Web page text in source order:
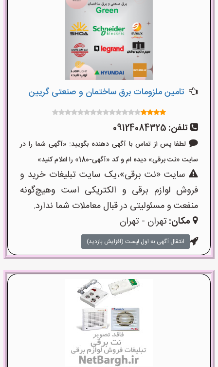
تامین ملزومات برق ساختمان و صنعتی گریین
تلفن: 09124084325
لطفا پس از تماس با آگهی دهنده بگویید: «آگهی شما را در
سایت «نت برقی» دیده ام و کد «آگهی-180» را اعلام کنید»
سایت «نت برقی»،یک سایت تبلیغات خرید و
فروش لوازم برقی و الکتریکی است وهیچ‌گونه
منفعت و مسئولیتی در قبال معاملات شما ندارد.
مکان:تهران - تهران
انتقال آگهی به اول لیست (افزایش بازدید)